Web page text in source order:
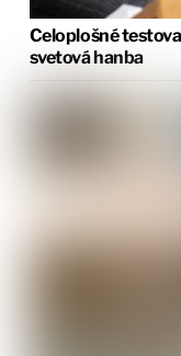
Celoplošné
svetová hanba